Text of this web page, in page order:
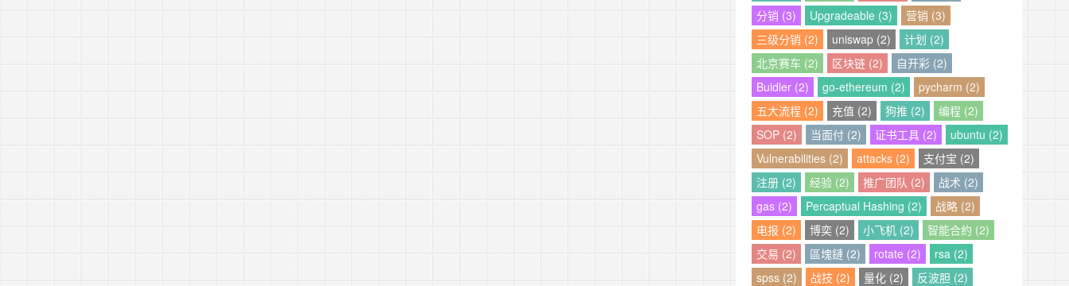
分销 (3)
Upgradeable (3)
营销 (3)
三级分销 (2)
uniswap (2)
计划 (2)
北京赛车 (2)
区块链 (2)
自开彩 (2)
Buidler (2)
go-ethereum (2)
pycharm (2)
五大流程 (2)
充值 (2) 狗推 (2)
编程 (2)
SOP (2)
当面付 (2) 证书工具 (2)
ubuntu (2)
Vulnerabilities (2)
attacks (2)
支付宝 (2)
注册 (2)
经验 (2) 推广团队 (2)
战术 (2)
gas (2)
Percaptual Hashing (2)
战略 (2)
电报 (2)
博奕 (2) 小飞机 (2)
智能合約 (2)
交易 (2)
區塊鏈 (2) rotate (2)
rsa (2)
spss (2)
战技 (2) 量化 (2)
反波胆 (2)